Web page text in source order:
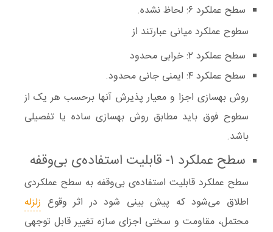
‌سطح عملکرد ۶ : لحا‌ظ نشده.
سطوح عملکرد میانی عبارتند از
‌سطح عملکرد ۲ : خرابی محدود‌
‌سطح عملکرد ۴ : ایمنی جانی محدود.
روش بهسازی اجزا و معیار پذیرش آنها برحسب هر یک از
سطوح فوق باید مطابق روش بهسازی ساده یا تفصیلی
باشد.
سطح عملکرد ۱- قابلیت استفاده‌ی بی‌وقفه
سطح عملکرد قابلیت استفاده‌ی بی‌وقفه به سطح عملکردی
اطلاق می‌شود که پیش بینی شود در اثر وقوع زلزله
محتمل، مقاومت و سختی اجزای سازه تغییر قابل توجهی